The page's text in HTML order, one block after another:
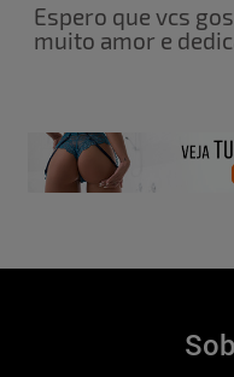
Espero que vcs
muito amor e